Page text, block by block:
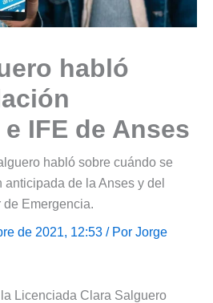
habló
IFE de Anses
habló sobre cuándo se
de la Anses y del
Emergencia.
de 2021, 12:53 / Por Jorge
Licenciada Clara Salguero